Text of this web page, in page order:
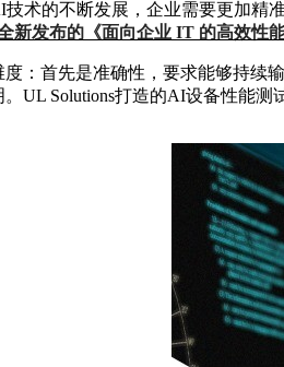
术的不断发展，企业需要更加精
新发布的《面向企业 IT 的高效性
：首先是准确性，要求能够持续
UL Solutions打造的AI设备性能